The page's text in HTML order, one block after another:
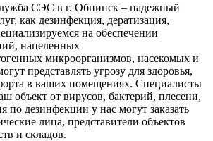
СЭС в г. Обнинск – надежный
как дезинфекция, дератизация,
на обеспечении
нацеленных
микроорганизмов, насекомых и
представлять угрозу для здоровья,
в ваших помещениях. Специалисты
объект от вирусов, бактерий, плесени,
по дезинфекции у нас могут заказать
лица, представители объектов
и складов.